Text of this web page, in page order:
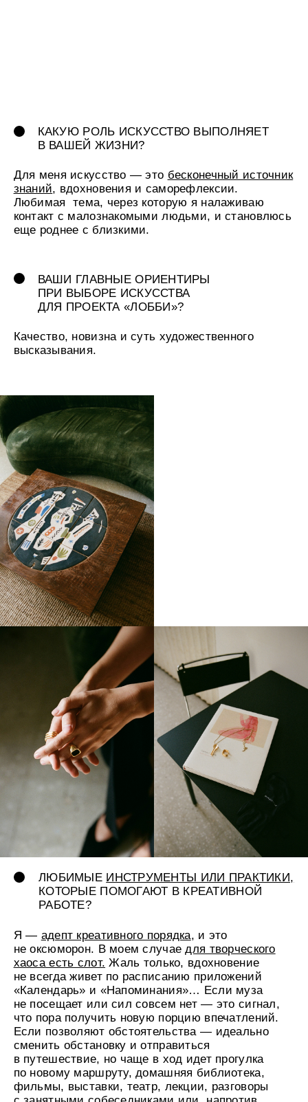
Я —адепт креативного порядка, и это
не оксюморон. В моем случае
не посещает или сил совсем нет — это сигнал,
что пора получить новую порцию впечатлений.
Если позволяют обстоятельства — идеально
сменить обстановку и отправиться
фильмы, выставки, театр, лекции, разговоры
с занятными собеседниками или, напротив,
молчание с самой собой. Последнее —
ЛЮБИМЫЕИНСТРУМЕНТЫ ИЛИ ПРАКТИКИ,
КОТОРЫЕ ПОМОГАЮТ В КРЕАТИВНОЙ
РАБОТЕ?
Тенгран ассоциируется у меня с целым пластом
художников, архитекторов и дизайнеров эпохи
модернизма. Но почему-то самым первым
на ум пришел не чей-то абстрактный холст,
а конкретный Парижский памятник архитектуры,
в котором мне довелось однажды побывать —
Вилла Ла Рош / Жаннере.
Вилла Ла Рош / Жаннере
©historiadelartecbe
В ТЕНГРАН / 10. GRAN МЫ МНОГО
ГОВОРИМ О ВНУТРЕННЕЙ СИЛЕ,
ИДЕНТИЧНОСТИ И ИССЛЕДОВАНИИ
СЕБЯ В МИРЕ. ЕСЛИ БЫ ВАС
ОПИСАТЬ БРЕНД ОДНИМ
ДИЗАЙН-ОБЪЕКТОМ ИЛИ ПРЕДМЕТОМ
ИСКУССТВА, ЧТО БЫ ЭТО БЫЛО?